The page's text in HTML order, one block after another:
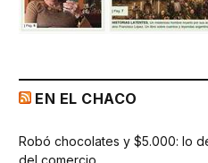
EN EL CHACO
Robó chocolates y $5.000: lo
del comercio